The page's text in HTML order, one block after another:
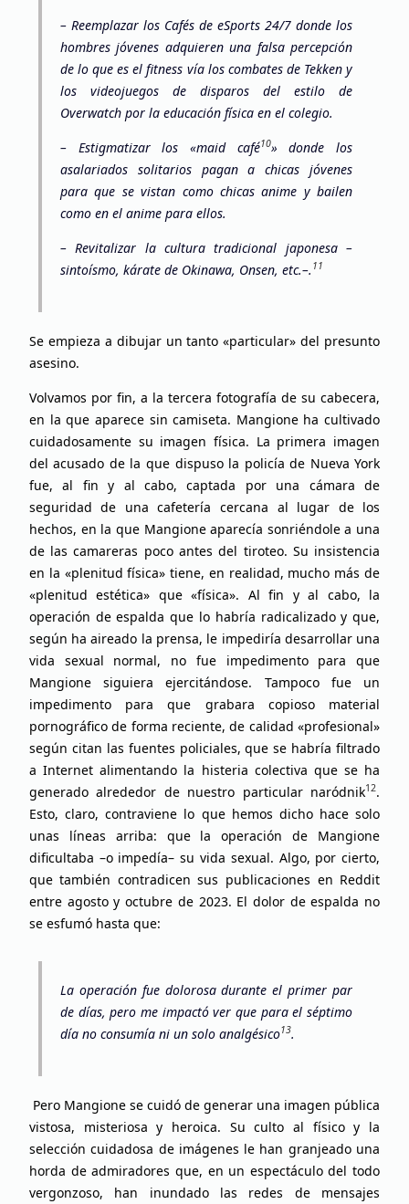
–Reemplazar los Cafés de eSports 24/7 donde los
hombres jóvenes adquieren una falsa percepción
de lo que es el fitness vía los combates de Tekken y
los videojuegos de disparos del estilo de
Overwatch por la educación física en el colegio.
– Estigmatizar los «maid café10» donde los
asalariados solitarios pagan a chicas jóvenes
para que se vistan como chicas anime y bailen
como en el anime para ellos.
–Revitalizar la cultura tradicional japonesa –
sintoísmo, kárate de Okinawa, Onsen, etc.–. 11
Se empieza a dibujar un tanto «particular» del presunto
asesino.
Volvamos por fin, a la tercera fotografía de su cabecera,
en la que aparece sin camiseta. Mangione ha cultivado
cuidadosamente su imagen física. La primera imagen
del acusado de la que dispuso la policía de Nueva York
fue, al fin y al cabo, captada por una cámara de
seguridad de una cafetería cercana al lugar de los
hechos, en la que Mangione aparecía sonriéndole a una
de las camareras poco antes del tiroteo. Su insistencia
en la «plenitud física» tiene, en realidad, mucho más de
«plenitud estética» que «física». Al fin y al cabo, la
operación de espalda que lo habría radicalizado y que,
según ha aireado la prensa, le impediría desarrollar una
vida sexual normal, no fue impedimento para que
Mangione siguiera ejercitándose. Tampoco fue un
impedimento para que grabara copioso material
pornográfico de forma reciente, de calidad «profesional»
según citan las fuentes policiales, que se habría filtrado
a Internet alimentando la histeria colectiva que se ha
generado alrededor de nuestro particular naródnik12.
Esto, claro, contraviene lo que hemos dicho hace solo
unas líneas arriba: que la operación de Mangione
dificultaba –o impedía– su vida sexual. Algo, por cierto,
que también contradicen sus publicaciones en Reddit
entre agosto y octubre de 2023. El dolor de espalda no
se esfumó hasta que:
La operación fue dolorosa durante el primer par
de días, pero me impactó ver que para el séptimo
día no consumía ni un solo analgésico13.
Pero Mangione se cuidó de generar una imagen pública
vistosa, misteriosa y heroica. Su culto al físico y la
selección cuidadosa de imágenes le han granjeado una
horda de admiradores que, en un espectáculo del todo
vergonzoso, han inundado las redes de mensajes